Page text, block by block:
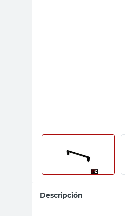
Descripción